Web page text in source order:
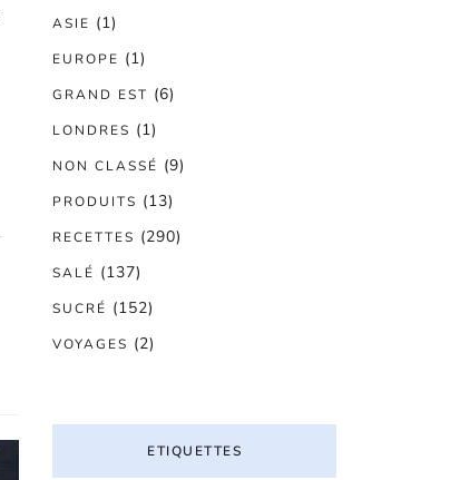
ASIE (1)
EUROPE (1)
GRAND EST (6)
LONDRES (1)
NON CLASSÉ (9)
PRODUITS (13)
RECETTES (290)
SALÉ (137)
SUCRÉ (152)
VOYAGES (2)
ETIQUETTES